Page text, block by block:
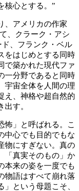
心とする。 ”
、アメリカの作家
、クラーク・アシ
、フランク・ベル
をはじめとする同時
で築かれた現代ファ
一分野であると同時
宇宙全体を人間の理
え、神格や超自然的
す。
怖」と呼ばれる。こ
中心でも目的でもな
物にすぎない。真の
「真実そのもの」か
本来の姿を一度でも
物語はすべて崩れ落
という母題こそ、